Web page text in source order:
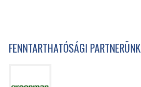
FENNTARTHATÓSÁGI PARTNERÜNK